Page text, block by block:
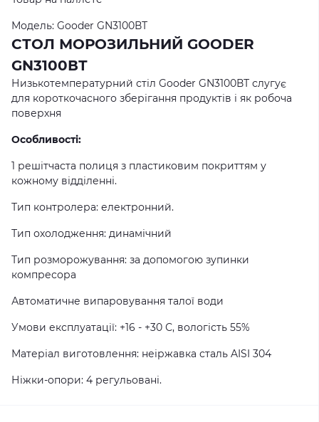
Модель: Gooder GN3100ВТ
СТОЛ МОРОЗИЛЬНИЙ GOODER
GN3100ВТ
Низькотемпературний стіл Gooder GN3100ВТ слугує
для короткочасного зберігання продуктів і як робоча
поверхня
Особливості:
1 решітчаста полиця з пластиковим покриттям у
кожному відділенні.
Тип контролера: електронний.
Тип охолодження: динамічний
Тип розморожування: за допомогою зупинки
компресора
Автоматичне випаровування талої води
Умови експлуатації: +16 - +30 С, вологість 55%
Матеріал виготовлення: неіржавка сталь AISI 304
Ніжки-опори: 4 регульовані.